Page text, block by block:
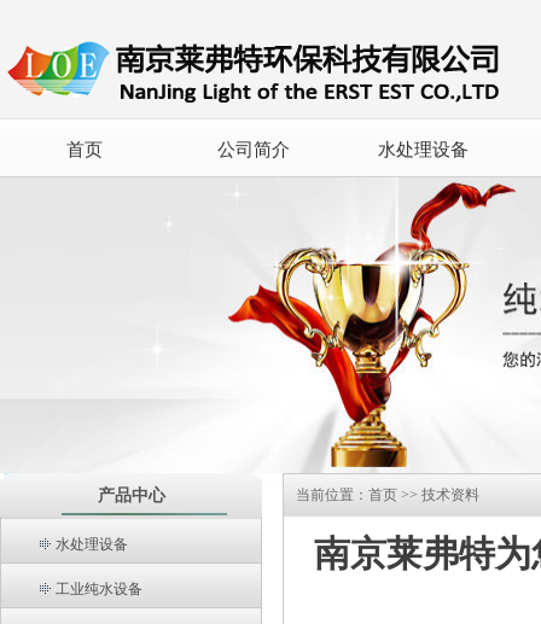
首页 公司简介 水处理设备
产品中心
水处理设备
工业纯水设备
当前位置： 首页 >> 技术资料
南京莱弗特